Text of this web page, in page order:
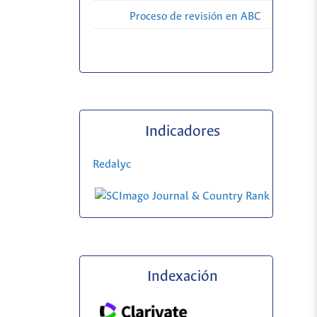
Proceso de revisión en ABC
Indicadores
Redalyc
Indexación